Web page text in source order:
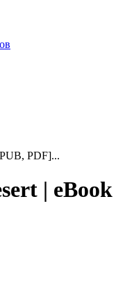
PDF]...
| eBook